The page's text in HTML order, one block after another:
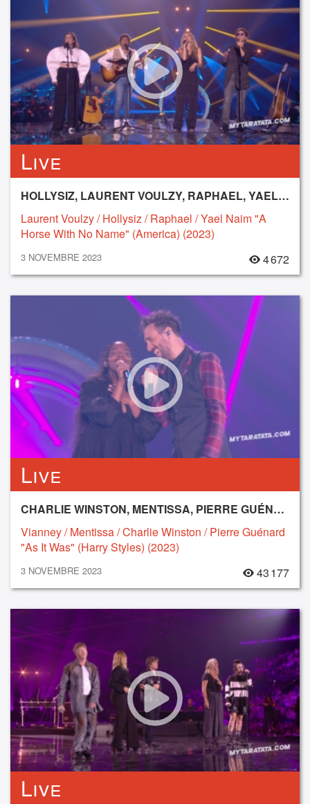
Live
HOLLYSIZ, LAURENT VOULZY, RAPHAEL, YAEL NAIM
Laurent Voulzy / Hollysiz / Raphael / Yael Naim "A
Horse With No Name" (America) (2023)
3 NOVEMBRE 2023 4 672
Live
CHARLIE WINSTON, MENTISSA, PIERRE GUÉNARD, VIANNEY
Vianney / Mentissa / Charlie Winston / Pierre Guénard
"As It Was" (Harry Styles) (2023)
3 NOVEMBRE 2023 43 177
Live